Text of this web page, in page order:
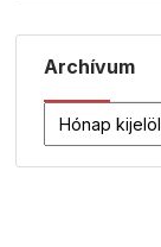
Archívum